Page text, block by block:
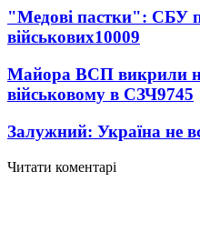
"Медові пастки": СБУ
військових10009
Майора ВСП викрили
військовому в СЗЧ9745
Залужний: Україна не
Читати коментарі